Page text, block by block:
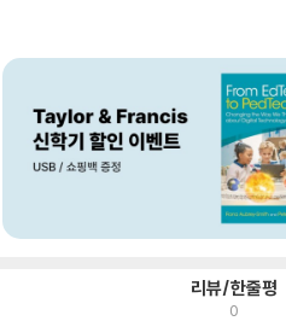
리뷰/한줄평
0